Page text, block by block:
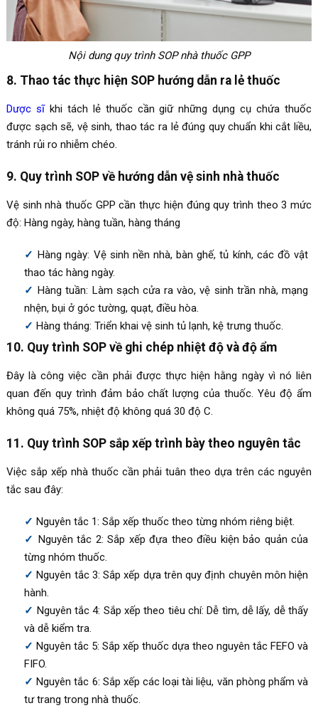
Nội dung quy trình SOP nhà thuốc GPP
8. Thao tác thực hiện SOP hướng dẫn ra lẻ thuốc
Dược sĩkhi tách lẻ thuốc cần giữ những dụng cụ chứa thuốc
được sạch sẽ, vệ sinh, thao tác ra lẻ đúng quy chuẩn khi cắt liều,
tránh rủi ro nhiễm chéo.
9. Quy trình SOP về hướng dẫn vệ sinh nhà thuốc
Vệ sinh nhà thuốc GPP cần thực hiện đúng quy trình theo 3 mức
độ: Hàng ngày, hàng tuần, hàng tháng
Hàng ngày: Vệ sinh nền nhà, bàn ghế, tủ kính, các đồ vật
thao tác hàng ngày.
Hàng tuần: Làm sạch cửa ra vào, vệ sinh trần nhà, mạng
nhện, bụi ở góc tường, quạt, điều hòa.
Hàng tháng: Triển khai vệ sinh tủ lạnh, kệ trưng thuốc.
10. Quy trình SOP về ghi chép nhiệt độ và độ ẩm
Đây là công việc cần phải được thực hiện hằng ngày vì nó liên
quan đến quy trình đảm bảo chất lượng của thuốc. Yêu độ ẩm
không quá 75%, nhiệt độ không quá 30 độ C.
11. Quy trình SOP sắp xếp trình bày theo nguyên tắc
Việc sắp xếp nhà thuốc cần phải tuân theo dựa trên các nguyên
tắc sau đây:
Nguyên tắc 1: Sắp xếp thuốc theo từng nhóm riêng biệt.
Nguyên tắc 2: Sắp xếp đựa theo điều kiện bảo quản của
từng nhóm thuốc.
Nguyên tắc 3: Sắp xếp dựa trên quy định chuyên môn hiện
hành.
Nguyên tắc 4: Sắp xếp theo tiêu chí: Dễ tìm, dễ lấy, dễ thấy
và dễ kiểm tra.
Nguyên tắc 5: Sắp xếp thuốc dựa theo nguyên tắc FEFO và
FIFO.
Nguyên tắc 6: Sắp xếp các loại tài liệu, văn phòng phẩm và
tư trang trong nhà thuốc.